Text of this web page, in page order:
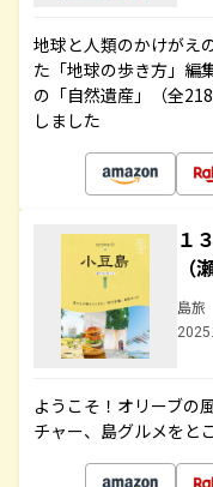
地球と人類のかけがえ
た「地球の歩き方」編
の「自然遺産」（全
しました
１
島旅
ようこそ！オリーブの
チャー、島グルメをと